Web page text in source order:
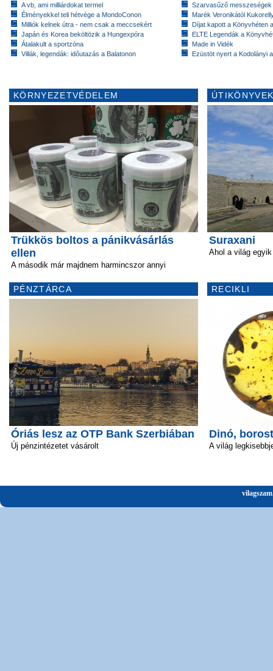
A vb, ami milliárdokat termel
Élményekkel teli hétvége a MondoConon
Milliók kelnek útra - nem csak a meccsekért
Japán és Korea beköltözik a Hungexpóra
Átalakult a sportzóna
Villák, legendák: időutazás a Balatonon
Szarvasűző messzeségek
Marék Veronikától
Díjat kapott a Könyvhéten
ELTE Legendák a
Made in Vidék
Ezüstöt nyert a Kodolányi
KÖRNYEZETVÉDELEM
Trükkös boltos a pánikvásárlás
ellen
A második már majdnem harmincszor annyi
PÉNZTÁRCA
Óriás lesz az OTP Bank Szerbiában
Új pénzintézetet vásárolt
Suraxani
Ahol a világ
RECIKLI
Dinó,
A világ